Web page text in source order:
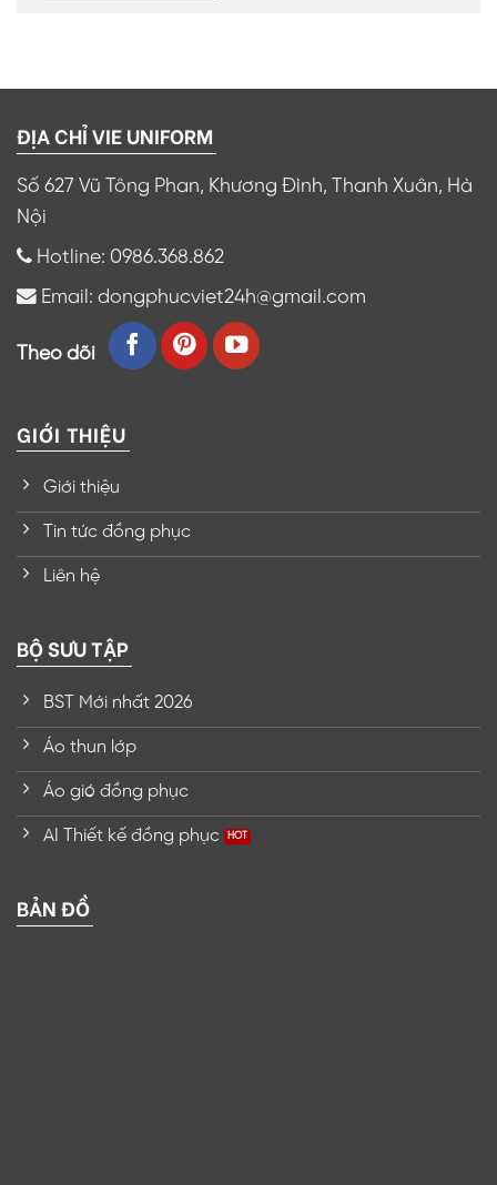
ĐỊA CHỈ VIE UNIFORM
Số 627 Vũ Tông Phan, Khương Đình, Thanh Xuân, Hà
Nội
Hotline: 0986.368.862
Email: dongphucviet24h@gmail.com
Theo dõi
GIỚI THIỆU
Giới thiệu
Tin tức đồng phục
Liên hệ
BỘ SƯU TẬP
BST Mới nhất 2026
Áo thun lớp
Áo gió đồng phục
AI Thiết kế đồng phục
BẢN ĐỒ